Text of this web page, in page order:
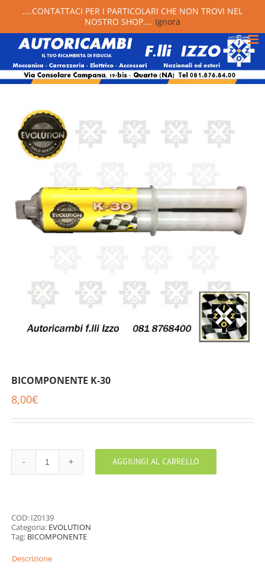
BICOMPONENTE K-30
8,00€
BICOMPONENTE
K-
AGGIUNGI AL CARRELLO
COD: IZ0139
Categoria: EVOLUTION
Tag: BICOMPONENTE
Descrizione
....CONTATTACI PER I PARTICOLARI CHE NON TROVI NEL
NOSTRO SHOP.... Ignora